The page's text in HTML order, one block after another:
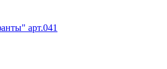
арт.041